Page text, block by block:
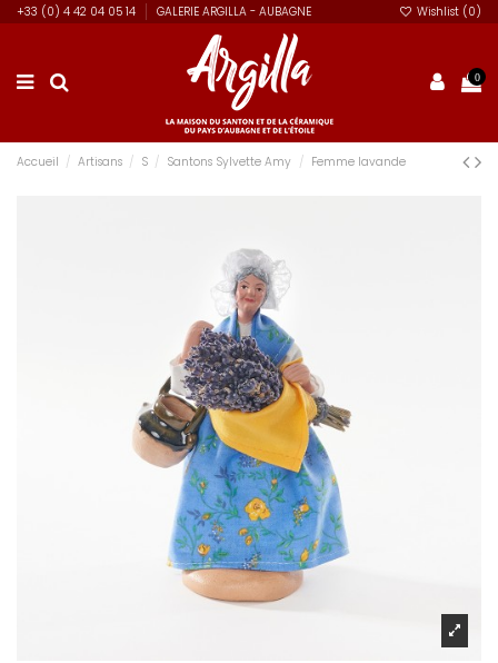
+33 (0) 4 42 04 05 14 GALERIE ARGILLA - AUBAGNE Wishlist (0)
0
Accueil Artisans S Santons Sylvette Amy Femme lavande